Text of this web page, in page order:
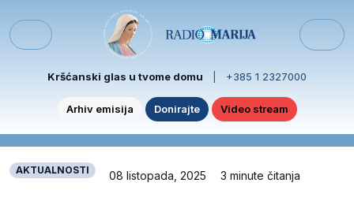
Menu
Kršćanski glas u tvome domu +385 1 2327000
Arhiv emisija Donirajte Video stream
AKTUALNOSTI 08 listopada, 2025 3 minute čitanja